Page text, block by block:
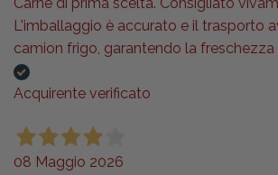
L'imballaggio è accurato e il trasporto
camion frigo, garantendo la
Acquirente verificato
08 Maggio 2026